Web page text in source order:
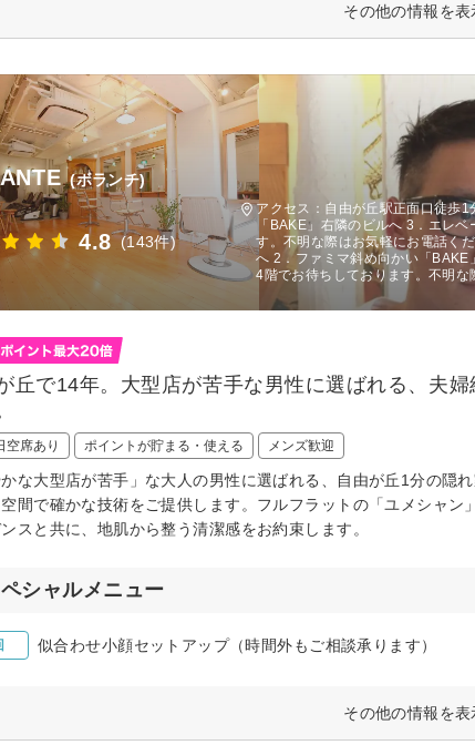
その他の情報を表
(ボランチ)
4.8 (143件)
アクセス：自由が丘駅正面口徒歩
「BAKE」右隣のビルへ 3．エレベ
す。不明な際はお気軽にお電話く
へ 2．ファミマ斜め向かい「
4階でお待ちしております。不明
丘で14年。大型店が苦手な男性に選ばれる、夫
席あり ポイントが貯まる・使える メンズ歓迎
かな大型店が苦手」な大人の男性に選ばれる、自由が丘1分の隠
間で確かな技術をご提供します。フルフラットの「ユメシャ
スと共に、地肌から整う清潔感をお約束します。
シャルメニュー
似合わせ小顔セットアップ（時間外もご相談承ります）
その他の情報を表